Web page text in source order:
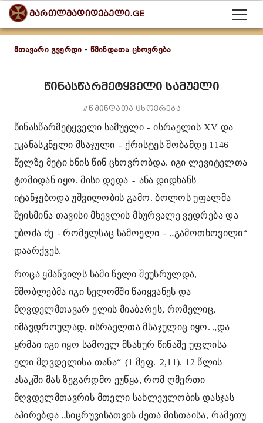
მართლმადიდებელი.GE
მთავარი გვერდი - წმინდათა ცხოვრება
წინასწარმეტყველი სამუელი
#წმინდათა ცხოვრება
წინასწარმეტყველი სამუელი - ისრაელის XV და
უკანასკნელი მსაჯული - ქრისტეს შობამდე 1146
წელზე მეტი ხნის წინ ცხოვრობდა. იგი ლევიტელთა
ტომიდან იყო. მისი დედა - ანა დიდხანს
იტანჯებოდა უშვილობის გამო. ბოლოს უფალმა
შეისმინა თავისი მხევლის მხურვალე ვედრება და
უბოძა ძე - რომელსაც სამოელი - „გამოთხოვილი“
დაარქვეს.
როცა ყმაწვილს სამი წელი შეუსრულდა,
მშობლებმა იგი სელომში წაიყვანეს და
მღვდელმთავარ ელის მიაბარეს, რომელიც,
იმავდროულად, ისრაელთა მსაჯულიც იყო. „და
ყრმაი იგი იყო სამოელ მსახურ წინაშე უფლისა
ელი მღვდელისა თანა“ (1 მეფ. 2,11). 12 წლის
ასაკში მას ზეგარდმო ეუწყა, რომ ღმერთი
მღვდელმთავრის მთელი სახლეულობის დასჯას
აპირებდა „სიცრუვისათვის ძეთა მისთაისა, რამეთუ